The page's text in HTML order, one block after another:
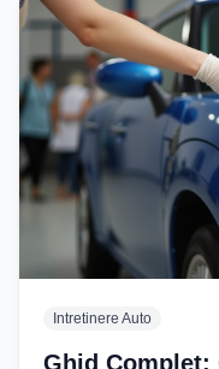
Intretinere Auto
Ghid Complet: